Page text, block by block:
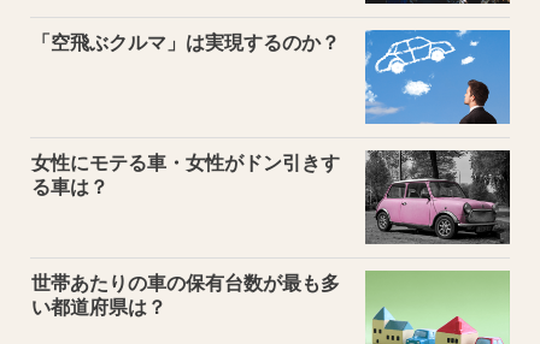
「空飛ぶクルマ」は実現するのか？
女性にモテる車・女性がドン引きす
る車は？
世帯あたりの車の保有台数が最も多
い都道府県は？